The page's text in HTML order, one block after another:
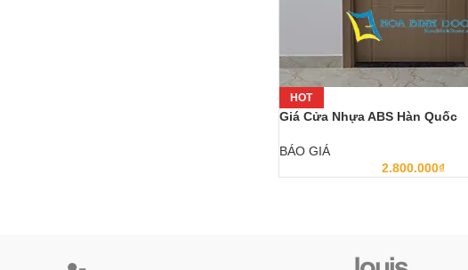
HOT
Giá Cửa Nhựa ABS Hàn Quốc
BÁO GIÁ
2.800.000₫